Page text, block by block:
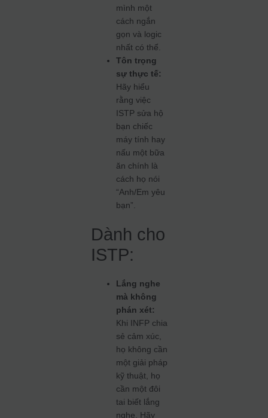
mình một
cách ngắn
gọn và logic
nhất có thể.
Tôn trọng
sự thực tế:
Hãy hiểu
rằng việc
ISTP sửa hộ
bạn chiếc
máy tính hay
nấu một bữa
ăn chính là
cách họ nói
“Anh/Em yêu
bạn”.
Dành cho
ISTP:
Lắng nghe
mà không
phán xét:
Khi INFP chia
sẻ cảm xúc,
họ không cần
một giải pháp
kỹ thuật, họ
cần một đôi
tai biết lắng
nghe. Hãy